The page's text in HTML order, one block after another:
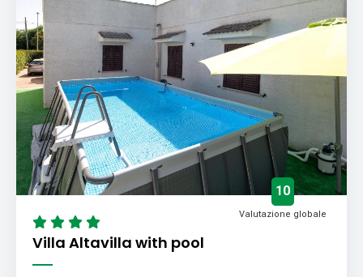
Villa Altavilla with pool
10
Valutazione globale